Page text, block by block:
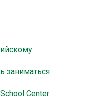
заниматься
Center